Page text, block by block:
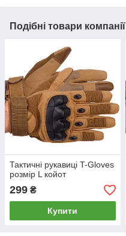
Подібні товари компанії
Тактичні рукавиці T-Gloves
розмір L койот
299 ₴
Купити